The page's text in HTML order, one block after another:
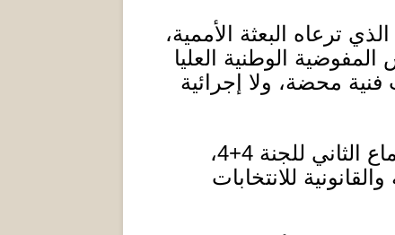
ترعاه البعثة الأممية،
الوطنية العليا
محضة، ولا إجرائية
الثاني للجنة 4+4
،
للانتخابات